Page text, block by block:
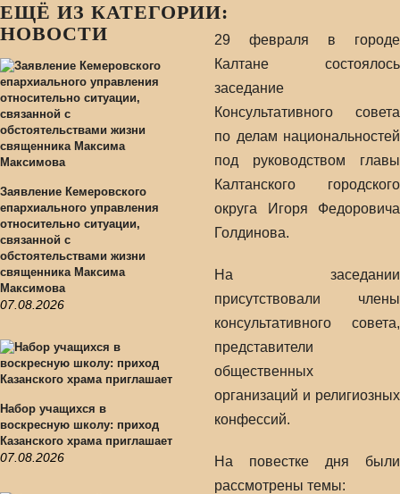
ЕЩЁ ИЗ КАТЕГОРИИ:
НОВОСТИ
Заявление Кемеровского
епархиального управления
относительно ситуации,
связанной с
обстоятельствами жизни
священника Максима
Максимова
07.08.2026
Набор учащихся в
воскресную школу: приход
Казанского храма приглашает
07.08.2026
29 февраля в городе
Калтане состоялось
заседание
Консультативного совета
по делам национальностей
под руководством главы
Калтанского городского
округа Игоря Федоровича
Голдинова.
На заседании
присутствовали члены
консультативного совета,
представители
общественных
организаций и религиозных
конфессий.
На повестке дня были
рассмотрены темы: